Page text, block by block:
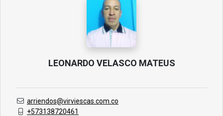
LEONARDO VELASCO MATEUS
arriendos@virviescas.com.co
+573138720461